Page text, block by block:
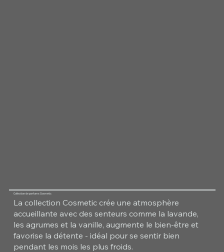
Collection de parfums Cosmetic
La collection Cosmetic crée une atmosphère
accueillante avec des senteurs comme la lavande,
les agrumes et la vanille, augmente le bien-être et
favorise la détente - idéal pour se sentir bien
pendant les mois les plus froids.